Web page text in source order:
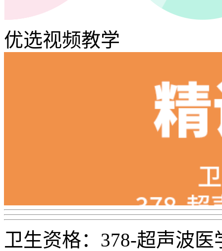
优选视频教学
卫生资格：378-超声波